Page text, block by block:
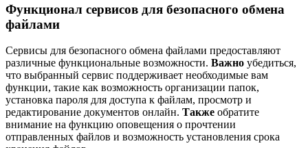
Функционал сервисов для безопасного обмена
файлами
Сервисы для безопасного обмена файлами предоставляют
различные функциональные возможности. Важно убедиться,
что выбранный сервис поддерживает необходимые вам
функции, такие как возможность организации папок,
установка пароля для доступа к файлам, просмотр и
редактирование документов онлайн. Также обратите
внимание на функцию оповещения о прочтении
отправленных файлов и возможность установления срока